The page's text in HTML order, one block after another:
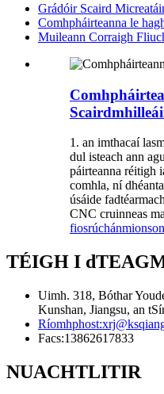
Grádóir Scaird
Comhpháirteanna le
Muileann Corraigh
1. an imthacaí
dul isteach ann
páirteanna réitigh
comhla, ní
úsáide
CNC cruinneas
fiosrúchán
TÉIGH I
Uimh. 318, Bóthar
Kunshan, Jiangsu, an
Ríomhphost:
Facs:13862617833
NUACHTLITIR